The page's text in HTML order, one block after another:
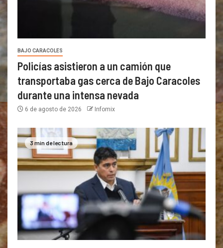
BAJO CARACOLES
Policías asistieron a un camión que
transportaba gas cerca de Bajo Caracoles
durante una intensa nevada
6 de agosto de 2026 Infomix
3 min de lectura